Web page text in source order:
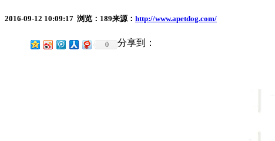
2016-09-12 10:09:17 浏览： 189来源： http://www.apetdog.com/
分享到：
0